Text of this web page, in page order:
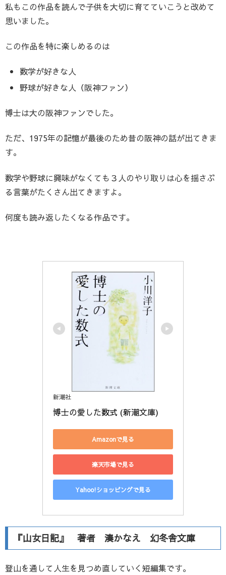
私もこの作品を読んで子供を大切に育てていこうと改めて
思いました。
この作品を特に楽しめるのは
数学が好きな人
野球が好きな人（阪神ファン）
博士は大の阪神ファンでした。
ただ、1975年の記憶が最後のため昔の阪神の話が出てきま
す。
数学や野球に興味がなくても３人のやり取りは心を揺さぶ
る言葉がたくさん出てきますよ。
何度も読み返したくなる作品です。
新潮社
博士の愛した数式 (新潮文庫)
Amazonで見る
楽天市場で見る
Yahoo!ショッピングで見る
『山女日記』 著者 湊かなえ 幻冬舎文庫
登山を通して人生を見つめ直していく短編集です。